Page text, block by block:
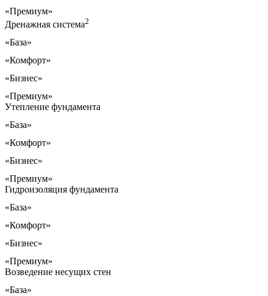
«Премиум»
Дренажная система2
«База»
«Комфорт»
«Бизнес»
«Премиум»
Утепление фундамента
«База»
«Комфорт»
«Бизнес»
«Премиум»
Гидроизоляция фундамента
«База»
«Комфорт»
«Бизнес»
«Премиум»
Возведение несущих стен
«База»